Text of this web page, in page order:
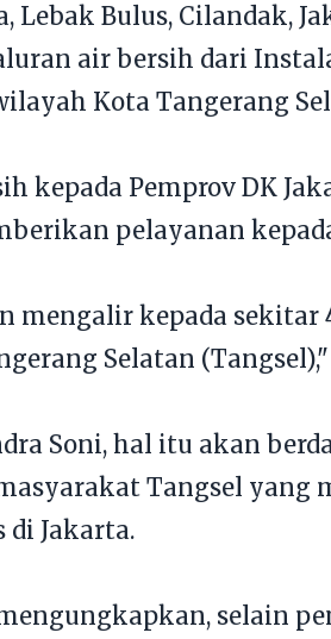
Lebak Bulus, Cilandak,
air bersih dari
Kota Tangerang
kepada Pemprov DK
pelayanan
mengalir kepada sekitar
Selatan
Soni, hal itu akan
Tangsel yang
Jakarta.
selain